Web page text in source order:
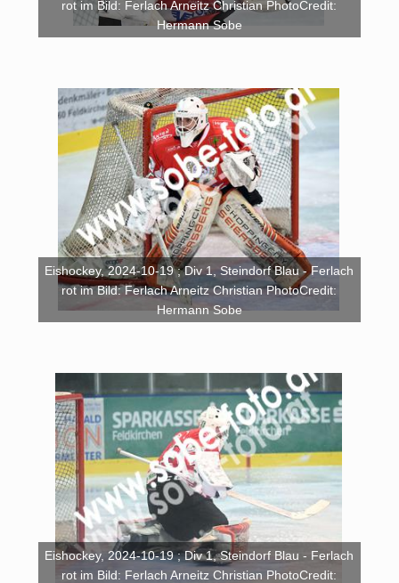
rot im Bild: Ferlach Arneitz Christian PhotoCredit:
Hermann Sobe
Eishockey, 2024-10-19 ; Div 1, Steindorf Blau - Ferlach
rot im Bild: Ferlach Arneitz Christian PhotoCredit:
Hermann Sobe
Eishockey, 2024-10-19 ; Div 1, Steindorf Blau - Ferlach
rot im Bild: Ferlach Arneitz Christian PhotoCredit: